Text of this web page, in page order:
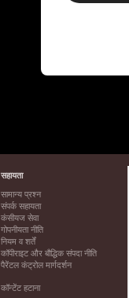
सहायता
सामान्य प्रश्न
संपर्क सहायता
कंसीयज सेवा
गोपनीयता नीति
नियम व शर्तें
कॉपीराइट और बौद्धिक संपदा नीति
पैरेंटल कंट्रोल मार्गदर्शन
कॉन्टेंट हटाना